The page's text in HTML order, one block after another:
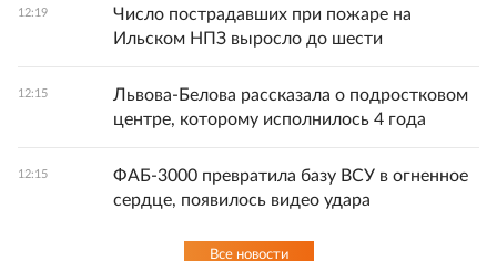
12:19
Число пострадавших при пожаре на
Ильском НПЗ выросло до шести
12:15
Львова-Белова рассказала о подростковом
центре, которому исполнилось 4 года
12:15
ФАБ-3000 превратила базу ВСУ в огненное
сердце, появилось видео удара
Все новости